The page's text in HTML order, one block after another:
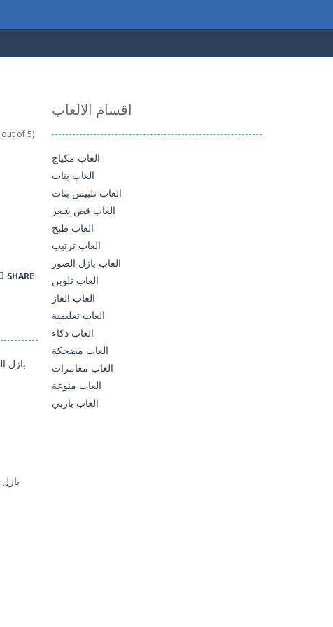
out of 5)
SHARE
اقسام الالعاب
العاب مكياج
العاب بنات
العاب تلبيس بنات
العاب قص شعر
العاب طبخ
العاب ترتيب
العاب بازل الصور
العاب تلوين
العاب الغاز
العاب تعليمية
العاب ذكاء
العاب مضحكة
العاب مغامرات
العاب منوعة
العاب باربي